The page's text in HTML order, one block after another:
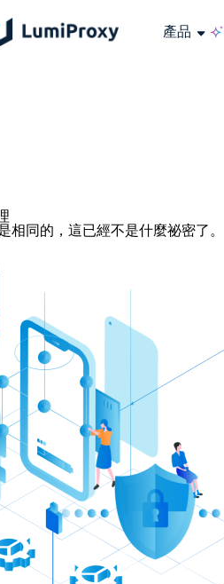
產品
相同的，這已經不是什麼祕密了